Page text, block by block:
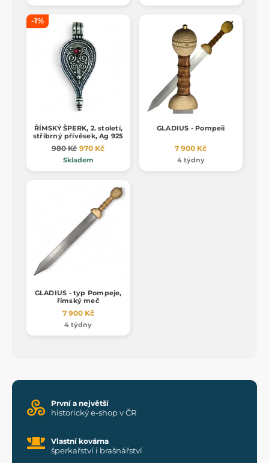
-1%
ŘÍMSKÝ ŠPERK, 2. století,
stříbrný přívěsek, Ag 925
980 Kč 970 Kč
Skladem
GLADIUS - Pompeii
7 900 Kč
4 týdny
GLADIUS - typ Pompeje,
římský meč
7 900 Kč
4 týdny
První a největší
historický e-shop v ČR
Vlastní kovárna
šperkařství i brašnářství